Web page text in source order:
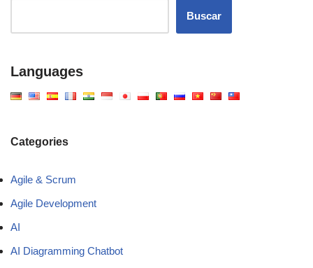
Buscar
Languages
Categories
Agile & Scrum
Agile Development
AI
AI Diagramming Chatbot